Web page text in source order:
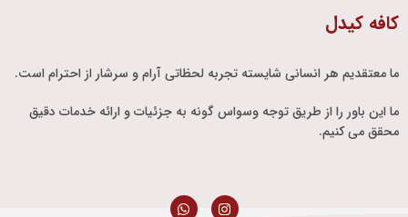
کافه کیدل
ما معتقدیم هر انسانی شایسته تجربه لحظاتی آرام و سرشار از احترام است.
ما این باور را از طریق توجه وسواس گونه به جزئیات و ارائه خدمات دقیق
محقق می کنیم.